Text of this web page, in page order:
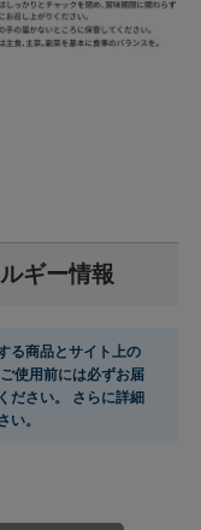
ギー情報
る商品とサイト上の
使用前には必ずお届
ださい。 さらに詳細
い。